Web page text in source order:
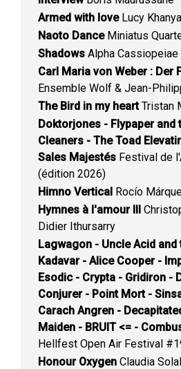
Armed with loveLucy
Naoto DanceMiniatus
Shadows Alpha Cassiopeiae
Carl Maria von Weber : Der
Ensemble Wolf & Jean-
The Bird in my heartTristan
Doktorjones - Flypaper and
Cleaners - The Toad
Sales Majestés Festival de
(édition 2026)
Himno Vertical Rocío
Hymnes à l'amour III
Didier Ithursarry
Lagwagon - Uncle Acid and
Kadavar - Alice Cooper -
Esodic - Crypta - Gridiron -
Conjurer - Point Mort -
Carach Angren -
Maiden - BRUIT <= -
Hellfest Open Air Festival
Honour Oxygen Claudia